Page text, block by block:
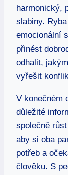
harmonický,
slabiny.
emocionální
přinést
odhalit,
vyřešit
V konečném
důležité
společně
aby si oba
potřeb a
člověku. S